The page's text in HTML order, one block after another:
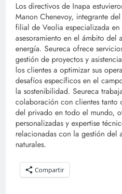
Los directivos de Inapa
Manon Chenevoy, integrante
filial de Veolia especializada en
asesoramiento en el ámbito del
energía. Seureca ofrece
gestión de proyectos y
los clientes a optimizar sus
desafíos específicos en el
la sostenibilidad. Seureca
colaboración con clientes
del privado en todo el mundo,
personalizadas y expertise
relacionadas con la gestión del
naturales.
Compartir